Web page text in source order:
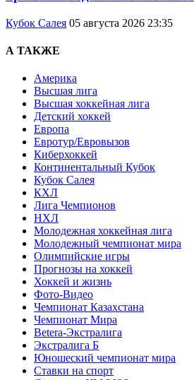
Кубок Салея 05 августа 2026 23:35
А ТАКЖЕ
Америка
Высшая лига
Высшая хоккейная лига
Детский хоккей
Европа
Евротур/Евровызов
Киберхоккей
Континентальный Кубок
Кубок Салея
КХЛ
Лига Чемпионов
НХЛ
Молодежная хоккейная лига
Молодежный чемпионат мира
Олимпийские игры
Прогнозы на хоккей
Хоккей и жизнь
Фото-Видео
Чемпионат Казахстана
Чемпионат Мира
Betera-Экстралига
Экстралига Б
Юношеский чемпионат мира
Ставки на спорт